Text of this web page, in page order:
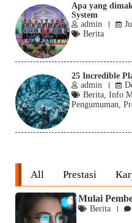
Apa yang
System
admin
Berita
25 Incredible
admin
Berita,Info
Pengumuman,
All Prestasi
Mulai
Berita